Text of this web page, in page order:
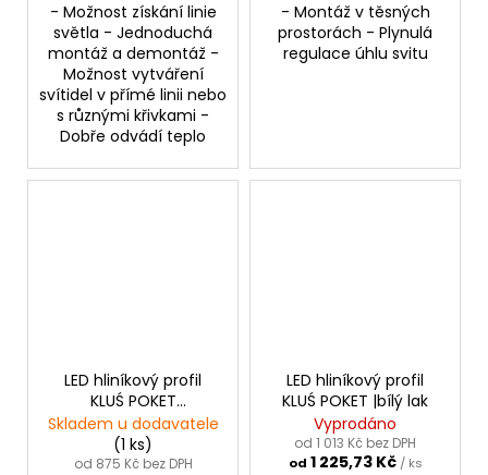
- Možnost získání linie
světla - Jednoduchá
montáž a demontáž -
Možnost vytváření
svítidel v přímé linii nebo
s různými křivkami -
Dobře odvádí teplo
- Montáž v těsných
prostorách - Plynulá
regulace úhlu svitu
LED hliníkový profil
KLUŚ POKET
|neanodizovaný
Skladem u dodavatele
(1 ks)
od 875 Kč bez DPH
LED hliníkový profil
KLUŚ POKET |bílý lak
Vyprodáno
od 1 013 Kč bez DPH
od 1 225,73 Kč / ks